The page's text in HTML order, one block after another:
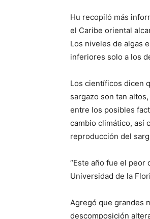
Hu recopiló más
el Caribe oriental
Los niveles de algas
inferiores solo a los
Los científicos dicen
sargazo son tan
entre los posibles
cambio climático, así
reproducción del
“Este año fue el peor
Universidad de la
Agregó que grandes
descomposición